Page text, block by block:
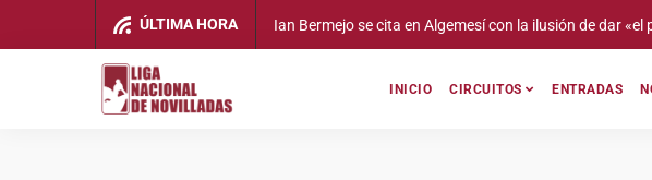
ÚLTIMA HORA
Ian Bermejo se cita en Algemesí con la ilusión de dar «el pasito» definitivo
INICIO CIRCUITOS ENTRADAS